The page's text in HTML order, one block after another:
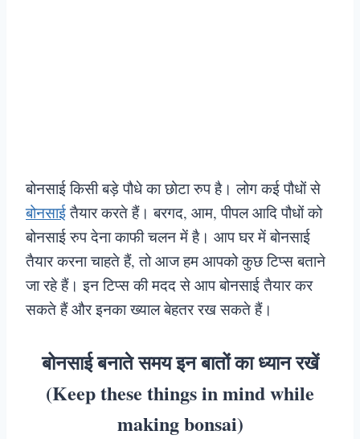
बोनसाई किसी बड़े पौधे का छोटा रुप है। लोग कई पौधों से
बोनसाईतैयार करते हैं। बरगद, आम, पीपल आदि पौधों को
बोनसाई रुप देना काफी चलन में है। आप घर में बोनसाई
तैयार करना चाहते हैं, तो आज हम आपको कुछ टिप्स बताने
जा रहे हैं। इन टिप्स की मदद से आप बोनसाई तैयार कर
सकते हैं और इनका ख्याल बेहतर रख सकते हैं।
बोनसाई बनाते समय इन बातों का ध्यान रखें
(Keep these things in mind while
making bonsai)